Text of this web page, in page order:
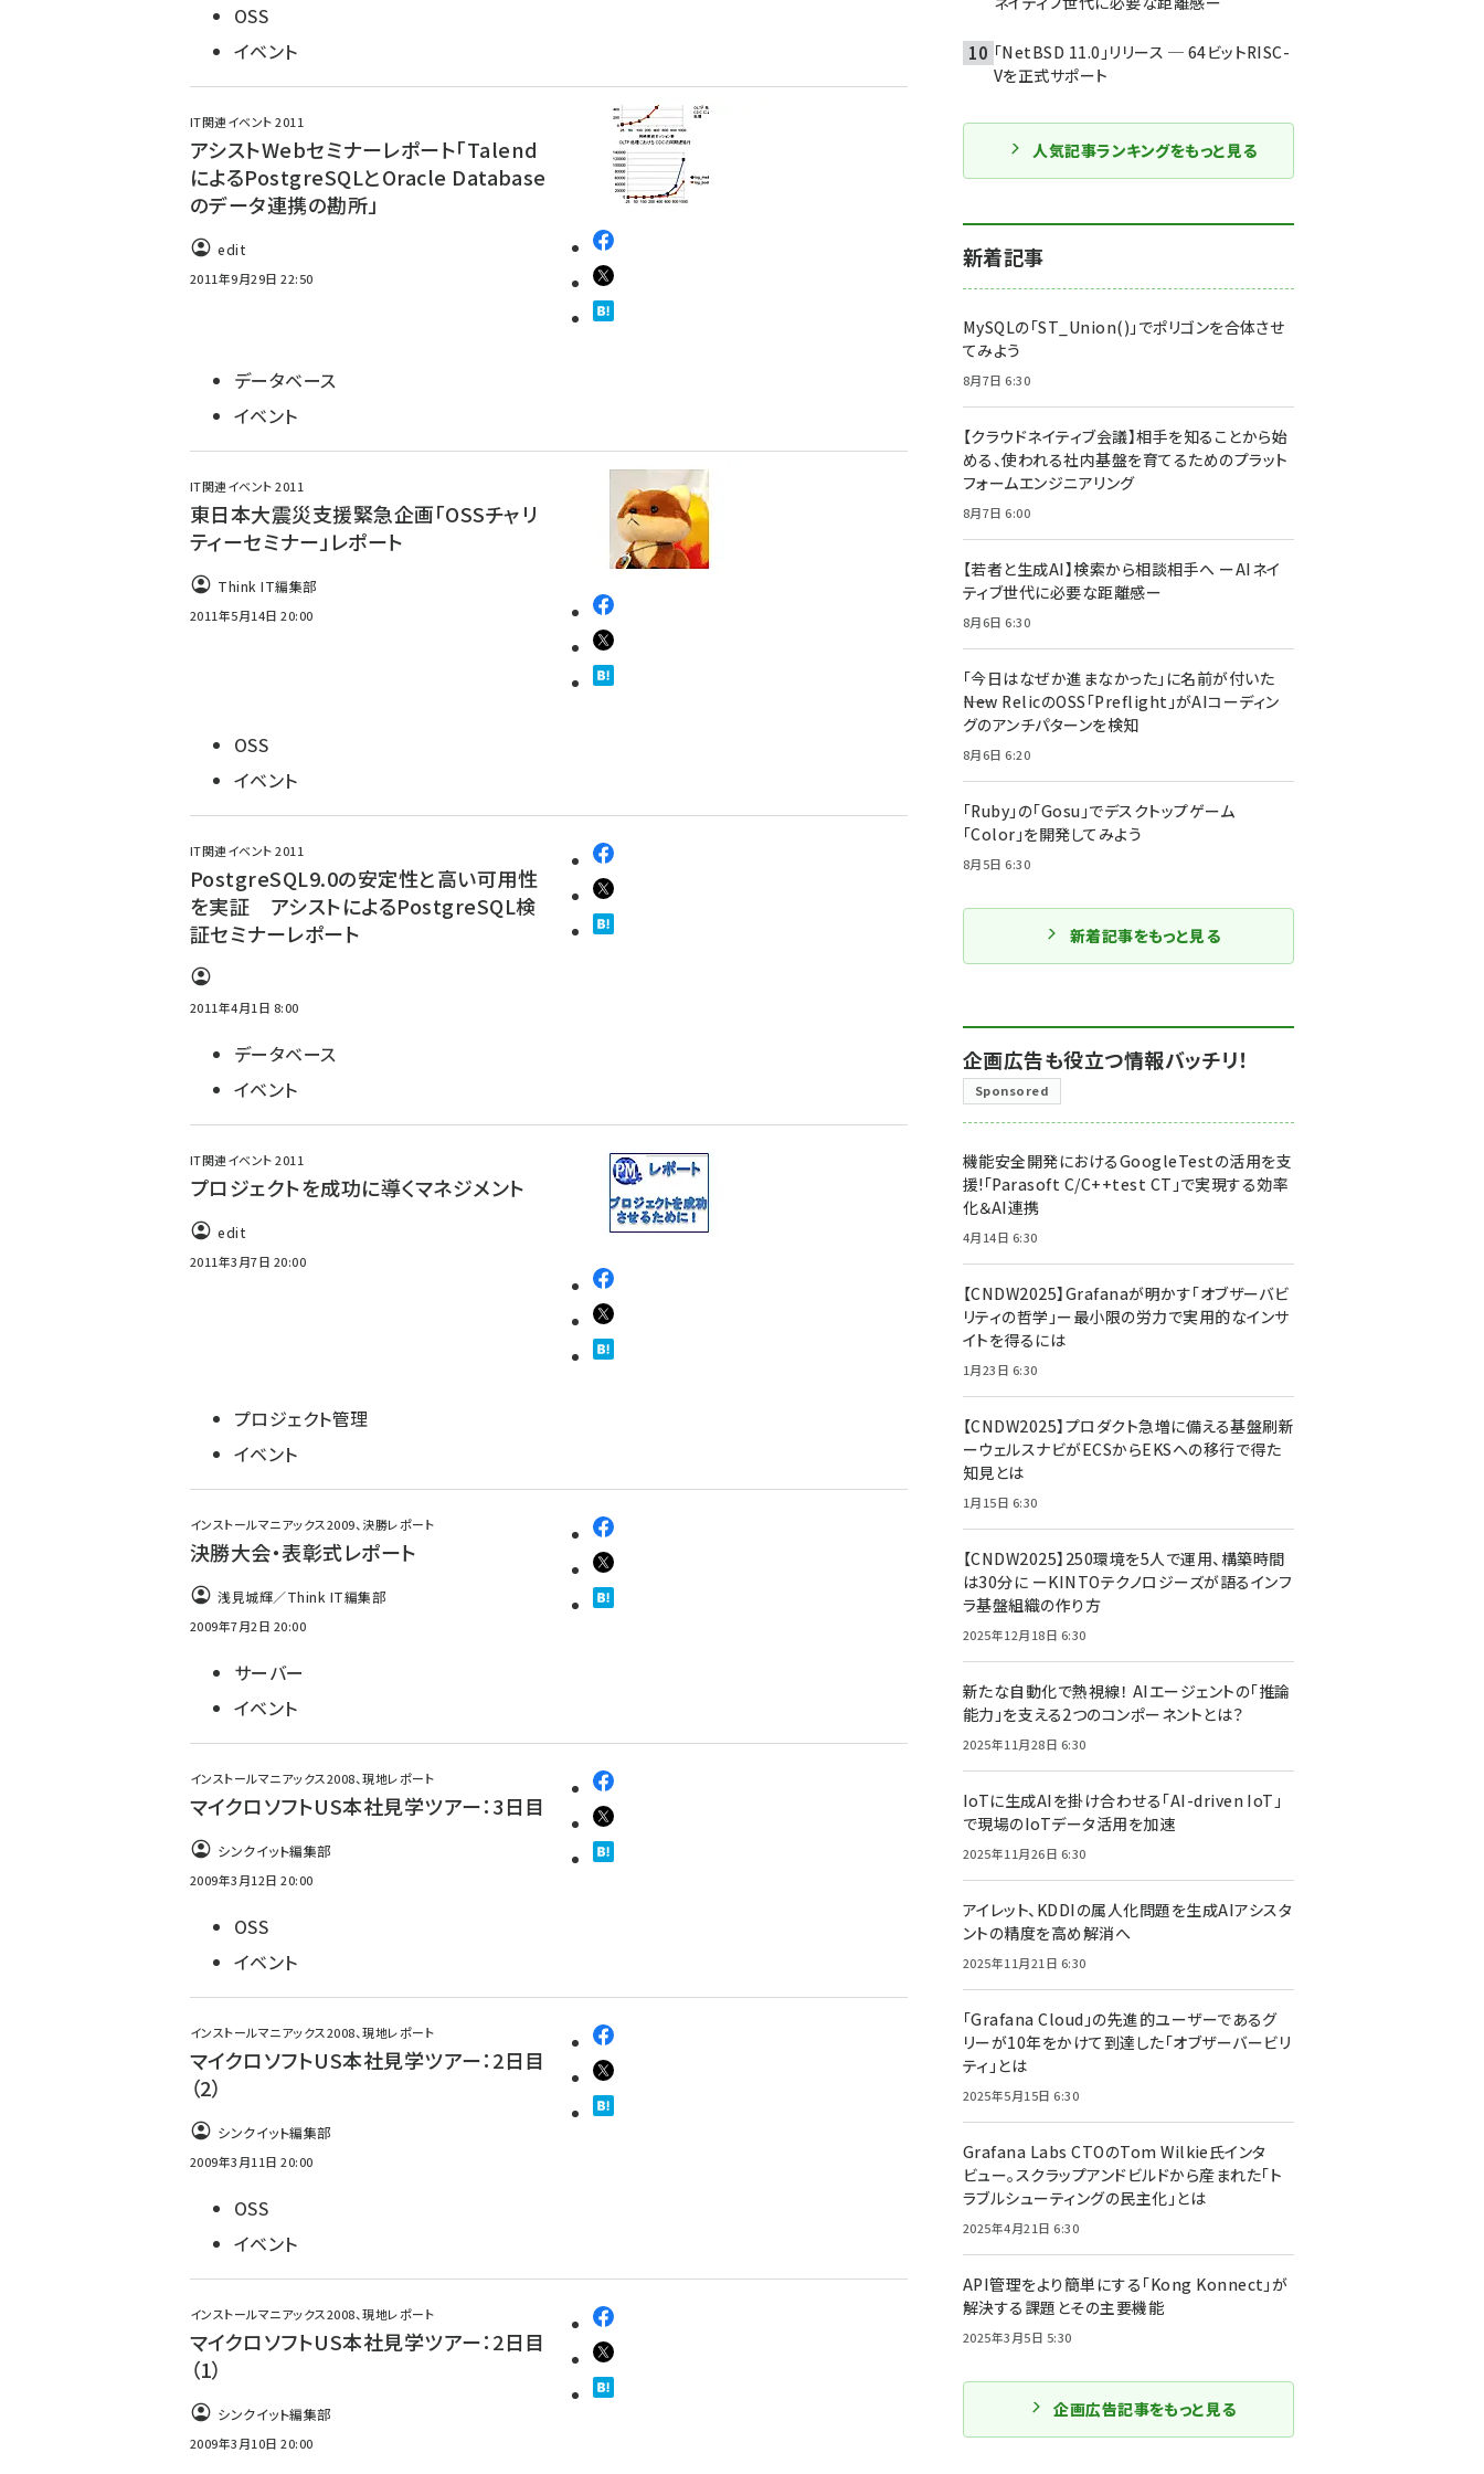
OSS
イベント
IT関連イベント 2011
アシストWebセミナーレポート「Talend
によるPostgreSQLとOracle Database
のデータ連携の勘所」
edit
2011年9月29日 22:50
データベース
イベント
IT関連イベント 2011
東日本大震災支援緊急企画「OSSチャリ
ティーセミナー」レポート
Think IT編集部
2011年5月14日 20:00
OSS
イベント
IT関連イベント 2011
PostgreSQL9.0の安定性と高い可用性
を実証 アシストによるPostgreSQL検
証セミナーレポート
2011年4月1日 8:00
データベース
イベント
IT関連イベント 2011
プロジェクトを成功に導くマネジメント
edit
2011年3月7日 20:00
プロジェクト管理
イベント
インストールマニアックス2009、決勝レポート
決勝大会・表彰式レポート
浅見城輝／Think IT編集部
2009年7月2日 20:00
サーバー
イベント
インストールマニアックス2008、現地レポート
マイクロソフトUS本社見学ツアー：3日目
シンクイット編集部
2009年3月12日 20:00
OSS
イベント
インストールマニアックス2008、現地レポート
マイクロソフトUS本社見学ツアー：2日目
（2）
シンクイット編集部
2009年3月11日 20:00
OSS
イベント
インストールマニアックス2008、現地レポート
マイクロソフトUS本社見学ツアー：2日目
（1）
シンクイット編集部
2009年3月10日 20:00
「NetBSD 11.0」リリース ─ 64ビットRISC-
Vを正式サポート
人気記事ランキングをもっと見る
新着記事
MySQLの「ST_Union()」でポリゴンを合体させ
てみよう
8月7日 6:30
【クラウドネイティブ会議】相手を知ることから始
める、使われる社内基盤を育てるためのプラット
フォームエンジニアリング
8月7日 6:00
【若者と生成AI】検索から相談相手へ ーAIネイ
ティブ世代に必要な距離感ー
8月6日 6:30
「今日はなぜか進まなかった」に名前が付いた
――New RelicのOSS「Preflight」がAIコーディン
グのアンチパターンを検知
8月6日 6:20
「Ruby」の「Gosu」でデスクトップゲーム
「Color」を開発してみよう
8月5日 6:30
新着記事をもっと見る
企画広告も役立つ情報バッチリ！
Sponsored
機能安全開発におけるGoogleTestの活用を支
援!「Parasoft C/C++test CT」で実現する効率
化＆AI連携
4月14日 6:30
【CNDW2025】Grafanaが明かす「オブザーバビ
リティの哲学」ー最小限の労力で実用的なインサ
イトを得るには
1月23日 6:30
【CNDW2025】プロダクト急増に備える基盤刷新
ーウェルスナビがECSからEKSへの移行で得た
知見とは
1月15日 6:30
【CNDW2025】250環境を5人で運用、構築時間
は30分に ーKINTOテクノロジーズが語るインフ
ラ基盤組織の作り方
2025年12月18日 6:30
新たな自動化で熱視線！ AIエージェントの「推論
能力」を支える2つのコンポーネントとは？
2025年11月28日 6:30
IoTに生成AIを掛け合わせる「AI-driven IoT」
で現場のIoTデータ活用を加速
2025年11月26日 6:30
アイレット、KDDIの属人化問題を生成AIアシスタ
ントの精度を高め解消へ
2025年11月21日 6:30
「Grafana Cloud」の先進的ユーザーであるグ
リーが10年をかけて到達した「オブザーバービリ
ティ」とは
2025年5月15日 6:30
Grafana Labs CTOのTom Wilkie氏インタ
ビュー。スクラップアンドビルドから産まれた「ト
ラブルシューティングの民主化」とは
2025年4月21日 6:30
API管理をより簡単にする「Kong Konnect」が
解決する課題とその主要機能
2025年3月5日 5:30
企画広告記事をもっと見る